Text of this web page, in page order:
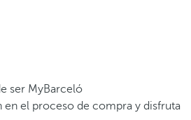
ser MyBarceló
en el proceso de compra y disfruta